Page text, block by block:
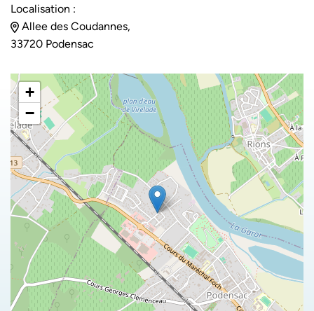
Localisation :
Allee des Coudannes,
33720 Podensac
+
−